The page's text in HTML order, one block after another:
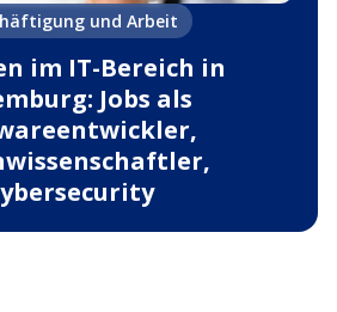
und Arbeit
im IT-Bereich in
Jobs als